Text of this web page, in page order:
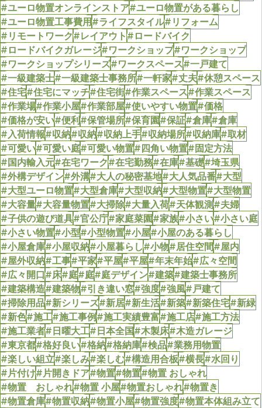
#ユーロ物置オンラインストア#ユーロ物置がある暮らし
#ユーロ物置工事費用#ライフスタイル#リフォーム
#リモートワーク#レイアウト#ロードバイク
#ロードバイクガレージ#ワークショップ#ワークショップ
#ワークショップシリーズ#ワークスペース#一戸建て
#一級建築士#一級建築士事務所#一軒家#丈夫#休憩スペース
#住宅#住宅にマッチ#住宅街#作業スペース#作業スペース
#作業場#作業小屋#作業部屋#使いやすい物置#価格
#価格が安い#便利#保管場所#保育園#保証#倉庫#倉庫
#入荷情報#収納#収納#収納上手#収納場所#収納庫#取材
#可愛い#可愛い庭#可愛い物置#四角い物置#固定方法
#国内輸入元#在宅ワーク#在宅勤務#在庫#基礎#埼玉県
#外構デザイン#外溝#大人の秘密基地#大人気品番#大型
#大型ユーロ物置#大型倉庫#大型収納#大型物置#大型物置
#大容量#大容量物置#大掃除#大量入荷#天体観測#夫婦
#子供の遊び道具#官公庁#家庭菜園#家族#小さい#小さい庭
#小さい物置#小型#小型物置#小屋#小屋のある暮らし
#小屋倉庫#小屋収納#小屋暮らし#小物#居住空間#屋内
#屋外収納#工事#平家#平屋#平屋#年末年始#広々空間
#広々開口#床#庭#庭#庭デザイン#建築#建築士事務所
#建築構造#建築物#引き違い窓#強度#強風#戸建て
#掃除用品#新シリーズ#新居#新生活#新築#新築住宅#新緑
#新色#施工#施工事例#施工実績豊富#施工店#施工方法
#施工業者#日曜大工#日本全国#木製床#木造ガレージ
#東京都#格好良い#格納#格納庫#検品#業務用物置
#楽しい組立#楽しみ#楽しむ#構造用合板#横長#水回り
#片付け#片開きドア#物置#物置#物置 おしゃれ
#物置 おしゃれ#物置 小屋#物置おしゃれ#物置き
#物置倉庫#物置収納#物置小屋#物置強度#物置本体組み立て